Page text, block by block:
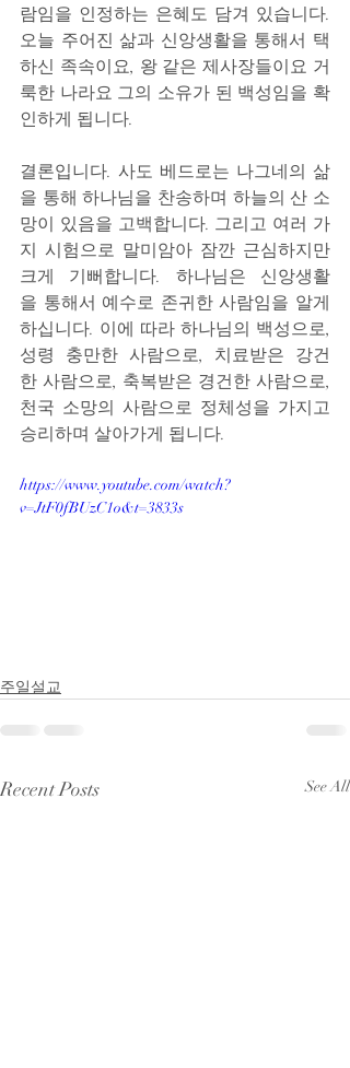
람임을 인정하는 은혜도 담겨 있습니다.
오늘 주어진 삶과 신앙생활을 통해서 택
하신 족속이요, 왕 같은 제사장들이요 거
룩한 나라요 그의 소유가 된 백성임을 확
인하게 됩니다.
결론입니다. 사도 베드로는 나그네의 삶
을 통해 하나님을 찬송하며 하늘의 산 소
망이 있음을 고백합니다. 그리고 여러 가
지 시험으로 말미암아 잠깐 근심하지만
크게 기뻐합니다. 하나님은 신앙생활
을 통해서 예수로 존귀한 사람임을 알게
하십니다. 이에 따라 하나님의 백성으로,
성령 충만한 사람으로, 치료받은 강건
한 사람으로, 축복받은 경건한 사람으로,
천국 소망의 사람으로 정체성을 가지고
승리하며 살아가게 됩니다.
https://www.youtube.com/watch?
v=JtF0fBUzC1o&t=3833s
주일설교
Recent Posts See All